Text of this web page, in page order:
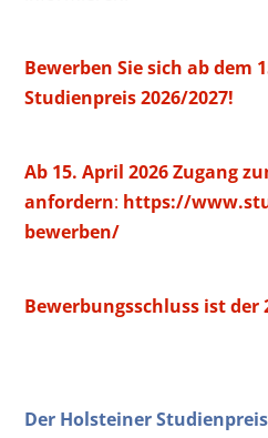
Bewerben Sie sich ab dem
Studienpreis 2026/2027!
Ab 15. April 2026 Zugang
anfordern: https://
bewerben/
Bewerbungsschluss ist der
Der Holsteiner Studienpreis